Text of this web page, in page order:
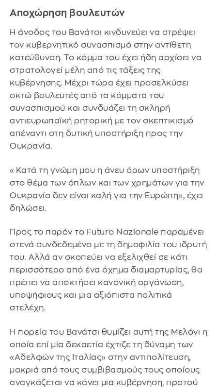
Αποχώρηση βουλευτών
Η άνοδος του Βανάτσι κινδυνεύει να στρέψει
τον κυβερνητικό συνασπισμό στην αντίθετη
κατεύθυνση. Το κόμμα του έχει ήδη αρχίσει να
στρατολογεί μέλη από τις τάξεις της
κυβέρνησης. Μέχρι τώρα έχει προσελκύσει
οκτώ βουλευτές από τα κόμματα του
συνασπισμού και συνδυάζει τη σκληρή
αντιευρωπαϊκή ρητορική με τον σκεπτικισμό
απέναντι στη δυτική υποστήριξη προς την
Ουκρανία.
«Κατά τη γνώμη μου η άνευ όρων υποστήριξη
στο θέμα των όπλων και των χρημάτων για την
Ουκρανία δεν είναι καλή για την Ευρώπη», έχει
δηλώσει.
Προς το παρόν το Futuro Nazionale παραμένει
στενά συνδεδεμένο με τη δημοφιλία του ιδρυτή
του. Αλλά αν σκοπεύει να εξελιχθεί σε κάτι
περισσότερο από ένα όχημα διαμαρτυρίας, θα
πρέπει να αποκτήσει κανονική οργάνωση,
υποψήφιους και μια αξιόπιστα πολιτικά
στελέχη.
Η πορεία του Βανάτσι θυμίζει αυτή της Μελόνι η
οποία επί μία δεκαετία έχτιζε τη δύναμη των
«Αδελφών της Ιταλίας» στην αντιπολίτευση,
μακριά από τους συμβιβασμούς τους οποίους
αναγκάζεται να κάνει μια κυβέρνηση, προτού